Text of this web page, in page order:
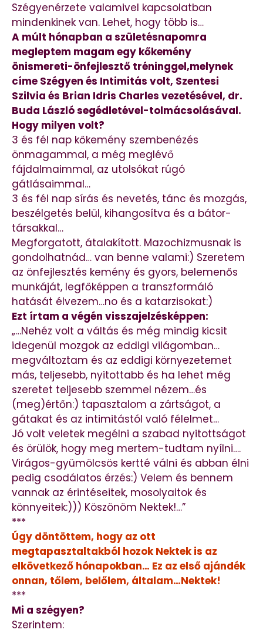
Szégyenérzete valamivel kapcsolatban
mindenkinek van. Lehet, hogy több is…
A múlt hónapban a születésnapomra
megleptem magam egy kőkemény
önismereti-önfejlesztő tréninggel,melynek
címe Szégyen és Intimitás volt, Szentesi
Szilvia és Brian Idris Charles vezetésével, dr.
Buda László segédletével-tolmácsolásával.
Hogy milyen volt?
3 és fél nap kőkemény szembenézés
önmagammal, a még meglévő
fájdalmaimmal, az utolsókat rúgó
gátlásaimmal…
3 és fél nap sírás és nevetés, tánc és mozgás,
beszélgetés belül, kihangosítva és a bátor-
társakkal…
Megforgatott, átalakított. Mazochizmusnak is
gondolhatnád… van benne valami:) Szeretem
az önfejlesztés kemény és gyors, belemenős
munkáját, legfőképpen a transzformáló
hatását élvezem…no és a katarzisokat:)
Ezt írtam a végén visszajelzésképpen:
„…Nehéz volt a váltás és még mindig kicsit
idegenül mozgok az eddigi világomban…
megváltoztam és az eddigi környezetemet
más, teljesebb, nyitottabb és ha lehet még
szeretet teljesebb szemmel nézem…és
(meg)értőn:) tapasztalom a zártságot, a
gátakat és az intimitástól való félelmet…
Jó volt veletek megélni a szabad nyitottságot
és örülök, hogy meg mertem-tudtam nyílni….
Virágos-gyümölcsös kertté válni és abban élni
pedig csodálatos érzés:) Velem és bennem
vannak az érintéseitek, mosolyaitok és
könnyeitek:))) Köszönöm Nektek!…”
***
Úgy döntöttem, hogy az ott
megtapasztaltakból hozok Nektek is az
elkövetkező hónapokban… Ez az első ajándék
onnan, tőlem, belőlem, általam…Nektek!
***
Mi a szégyen?
Szerintem: